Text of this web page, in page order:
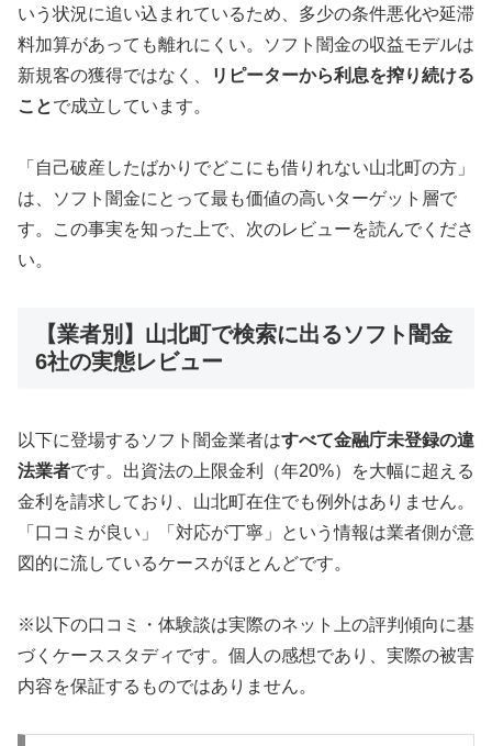
いう状況に追い込まれているため、多少の条件悪化や延滞
料加算があっても離れにくい。ソフト闇金の収益モデルは
新規客の獲得ではなく、
リピーターから利息を搾り続ける
ことで成立しています。
「自己破産したばかりでどこにも借りれない山北町の方」
は、ソフト闇金にとって最も価値の高いターゲット層で
す。この事実を知った上で、次のレビューを読んでくださ
い。
【業者別】山北町で検索に出るソフト闇金
6社の実態レビュー
以下に登場するソフト闇金業者はすべて金融庁未登録の違
法業者です。出資法の上限金利（年20%）を大幅に超える
金利を請求しており、山北町在住でも例外はありません。
「口コミが良い」「対応が丁寧」という情報は業者側が意
図的に流しているケースがほとんどです。
※以下の口コミ・体験談は実際のネット上の評判傾向に基
づくケーススタディです。個人の感想であり、実際の被害
内容を保証するものではありません。